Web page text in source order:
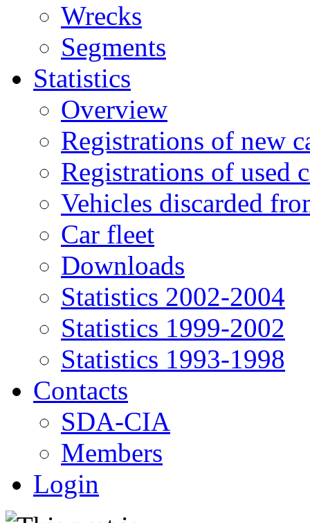
Wrecks
Segments
Statistics
Overview
Registrations of new
Registrations of used
Vehicles discarded
Car fleet
Downloads
Statistics 2002-2004
Statistics 1999-2002
Statistics 1993-1998
Contacts
SDA-CIA
Members
Login